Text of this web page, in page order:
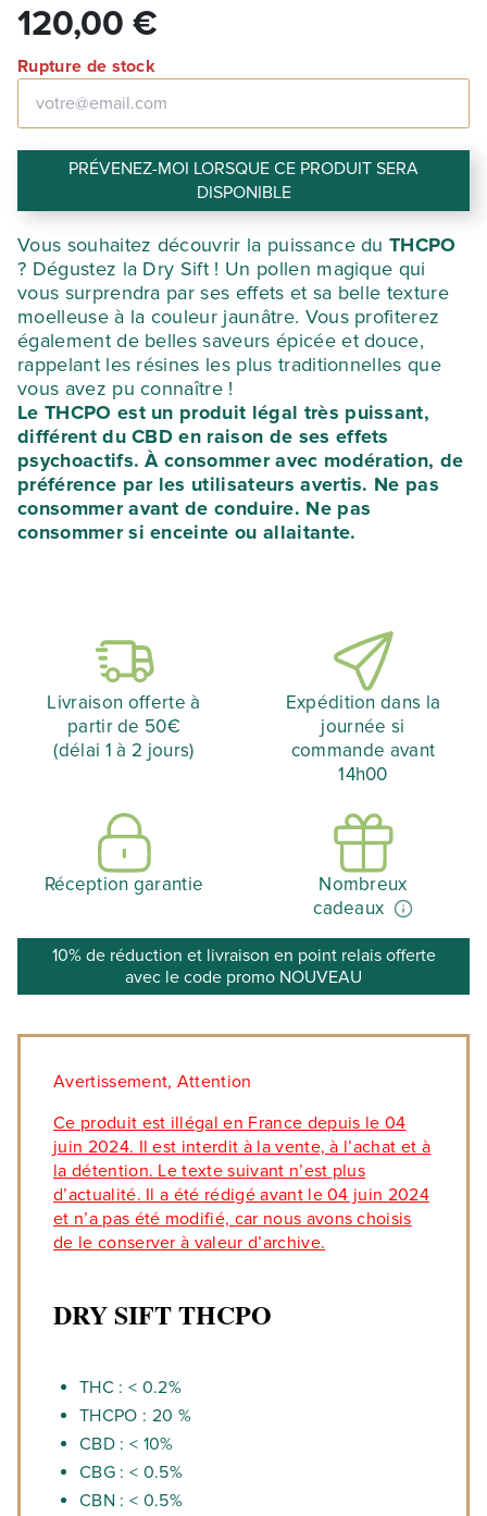
120,00 €
Rupture de stock
PRÉVENEZ-MOI LORSQUE CE PRODUIT SERA
DISPONIBLE
Vous souhaitez découvrir la puissance duTHCPO
? Dégustez la Dry Sift ! Un pollen magique qui
vous surprendra par ses effets et sa belle texture
moelleuse à la couleur jaunâtre. Vous profiterez
également de belles saveurs épicée et douce,
rappelant les résines les plus traditionnelles que
vous avez pu connaître !
Le THCPO est un produit légal très puissant,
différent du CBD en raison de ses effets
psychoactifs. À consommer avec modération, de
préférence par les utilisateurs avertis. Ne pas
consommer avant de conduire. Ne pas
consommer si enceinte ou allaitante.
Livraison offerte à
partir de 50€
(délai 1 à 2 jours)
Expédition dans la
journée si
commande avant
14h00
Réception garantie
Nombreux
cadeaux
10% de réduction et livraison en point relais offerte
avec le code promo NOUVEAU
Avertissement, Attention
Ce produit est illégal en France depuis le 04
juin 2024. Il est interdit à la vente, à l’achat et à
la détention. Le texte suivant n’est plus
d’actualité. Il a été rédigé avant le 04 juin 2024
et n’a pas été modifié, car nous avons choisis
de le conserver à valeur d’archive.
DRY SIFT THCPO
THC : < 0.2%
THCPO : 20 %
CBD : < 10%
CBG : < 0.5%
CBN : < 0.5%